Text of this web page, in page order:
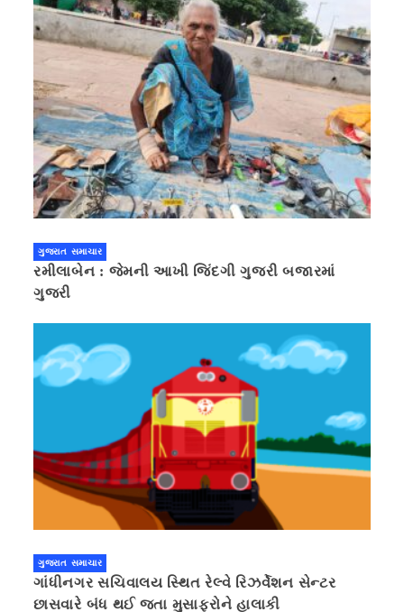
ગુજરાત સમાચાર
રમીલાબેન : જેમની આખી જિંદગી ગુજરી બજારમાં
ગુજરી
ગુજરાત સમાચાર
ગાંધીનગર સચિવાલય સ્થિત રેલ્વે રિઝર્વેશન સેન્ટર
છાસવારે બંધ થઈ જતા મુસાફરોને હાલાકી